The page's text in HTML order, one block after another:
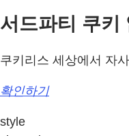
서드파티 쿠키
쿠키리스 세상에서 자
확인하기
style